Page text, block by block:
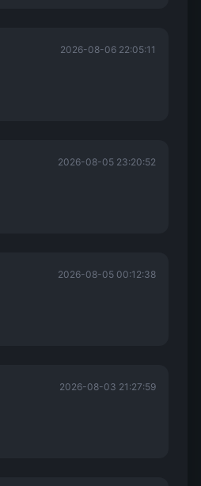
2026-08-06 22:05:11
2026-08-05 23:20:52
2026-08-05 00:12:38
2026-08-03 21:27:59